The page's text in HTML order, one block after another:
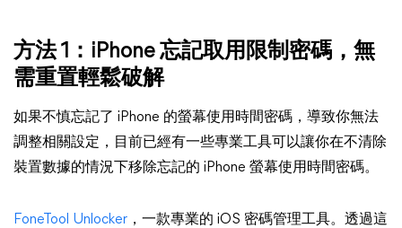
方法 1：iPhone 忘記取用限制密碼，無
需重置輕鬆破解
如果不慎忘記了 iPhone 的螢幕使用時間密碼，導致你無法
調整相關設定，目前已經有一些專業工具可以讓你在不清除
裝置數據的情況下移除忘記的 iPhone 螢幕使用時間密碼。
FoneTool Unlocker ，一款專業的 iOS 密碼管理工具。透過這